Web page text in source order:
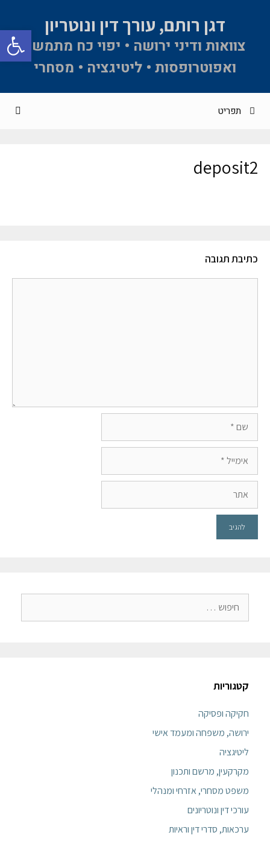
פתח דגן רותם, עורך דין ונוטריון
צוואות ודיני ירושה • יפוי כח מתמשך
ואפוטרופסות • ליטיגציה • מסחרי
תפריט
deposit2
כתיבת תגובה
קטגוריות
חקיקה ופסיקה
ירושה, משפחה ומעמד אישי
ליטיגציה
מקרקעין, מרשם ותכנון
משפט מסחרי, אזרחי ומנהלי
עורכי דין ונוטריונים
ערכאות, סדרי דין וראיות